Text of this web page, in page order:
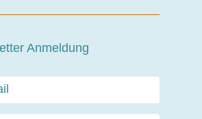
Anmeldung